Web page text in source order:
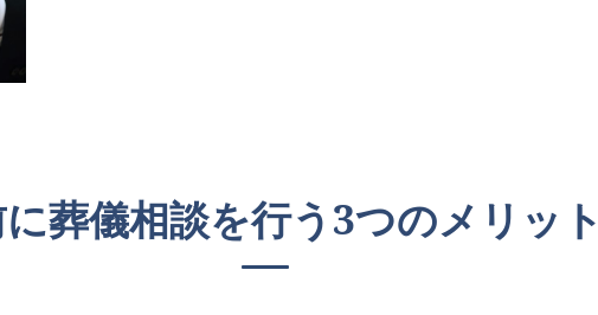
葬儀相談を行う3つのメリット